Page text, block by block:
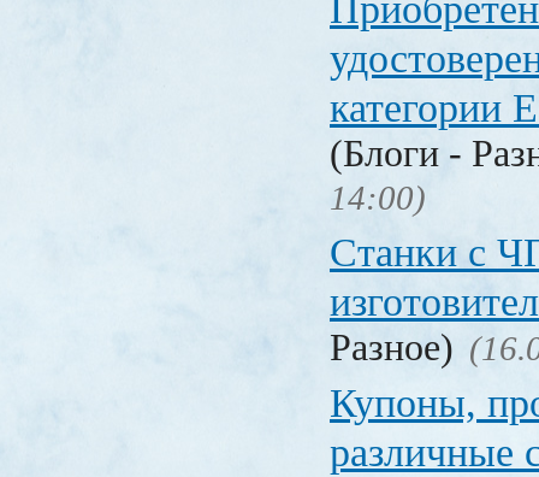
категории
(Блоги -
14:00)
Станки с
Разное)
Купоны,
различные